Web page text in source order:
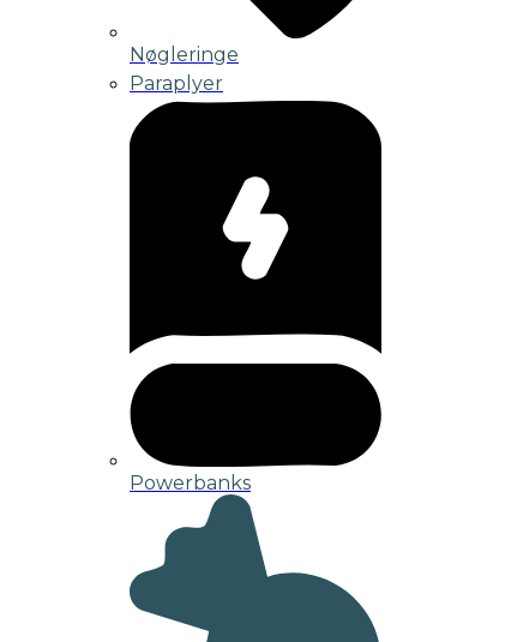
Nøgleringe
Paraplyer
Powerbanks